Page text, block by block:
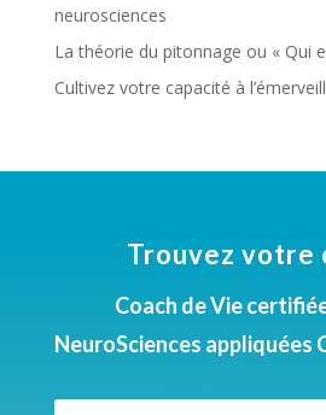
neurosciences
La théorie du pitonnage ou « Qui
Cultivez votre capacité à
Trouvez votre
Coach de Vie
NeuroSciences appliquées